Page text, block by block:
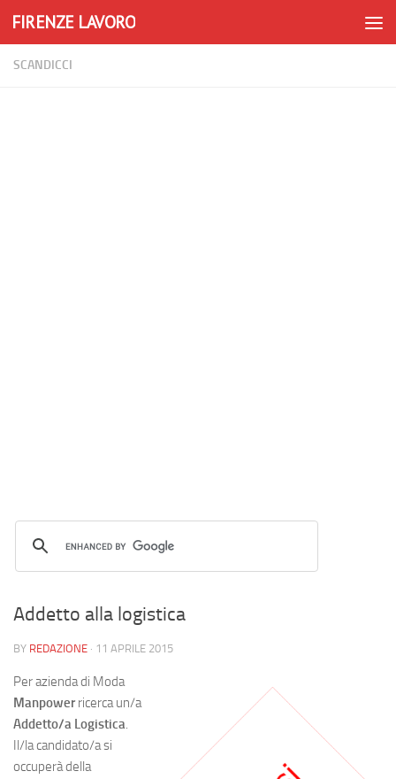
Skip to content
FIRENZE LAVORO
SCANDICCI
Addetto alla logistica
BY REDAZIONE · 11 APRILE 2015
Per azienda di Moda
Manpowerricerca un/a
Addetto/a Logistica.
Il/la candidato/a si
occuperà della